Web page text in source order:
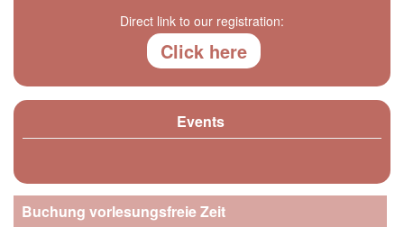
Direct link to our registration:
Click here
Events
Buchung vorlesungsfreie Zeit